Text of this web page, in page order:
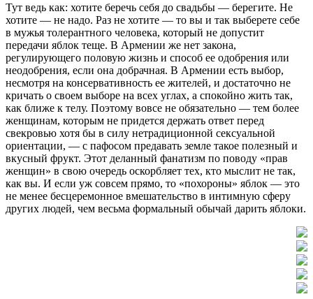
Тут ведь как: хотите беречь себя до свадьбы — берегите. Не
хотите — не надо. Раз не хотите — то вы и так выберете себе
в мужья толерантного человека, который не допустит
передачи яблок теще. В Армении же нет закона,
регулирующего половую жизнь и способ ее одобрения или
неодобрения, если она добрачная. В Армении есть выбор,
несмотря на консервативность ее жителей, и достаточно не
кричать о своем выборе на всех углах, а спокойно жить так,
как ближе к телу. Поэтому вовсе не обязательно — тем более
женщинам, которым не придется держать ответ перед
свекровью хотя бы в силу нетрадиционной сексуальной
ориентации, — с пафосом предавать земле такое полезный и
вкусный фрукт. Этот деланный фанатизм по поводу «прав
женщин» в свою очередь оскорбляет тех, кто мыслит не так,
как вы. И если уж совсем прямо, то «похороны» яблок — это
не менее бесцеремонное вмешательство в интимную сферу
других людей, чем весьма формальный обычай дарить яблоки.